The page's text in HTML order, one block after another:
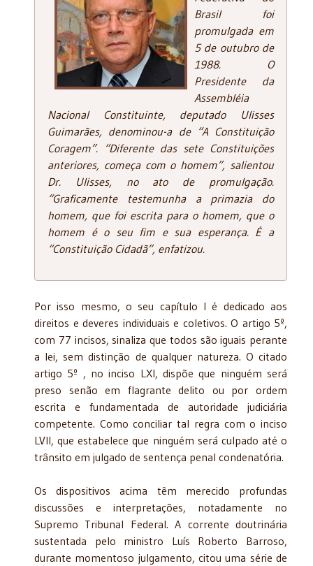
Brasil foi
promulgada em
5 de outubro de
1988. O
Presidente da
Assembléia
Nacional Constituinte, deputado Ulisses
Guimarães, denominou-a de “A Constituição
Coragem”. “Diferente das sete Constituições
anteriores, começa com o homem”, salientou
Dr. Ulisses, no ato de promulgação.
“Graficamente testemunha a primazia do
homem, que foi escrita para o homem, que o
homem é o seu fim e sua esperança. É a
“Constituição Cidadã”, enfatizou.
Por isso mesmo, o seu capítulo I é dedicado aos
direitos e deveres individuais e coletivos. O artigo 5º,
com 77 incisos, sinaliza que todos são iguais perante
a lei, sem distinção de qualquer natureza. O citado
artigo 5º , no inciso LXI, dispõe que ninguém será
preso senão em flagrante delito ou por ordem
escrita e fundamentada de autoridade judiciária
competente. Como conciliar tal regra com o inciso
LVII, que estabelece que ninguém será culpado até o
trânsito em julgado de sentença penal condenatória.
Os dispositivos acima têm merecido profundas
discussões e interpretações, notadamente no
Supremo Tribunal Federal. A corrente doutrinária
sustentada pelo ministro Luís Roberto Barroso,
durante momentoso julgamento, citou uma série de